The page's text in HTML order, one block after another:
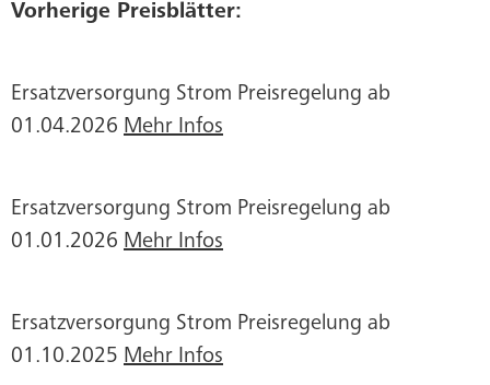
Vorherige Preisblätter:
Ersatzversorgung Strom Preisregelung ab
01.04.2026 Mehr Infos
Ersatzversorgung Strom Preisregelung ab
01.01.2026 Mehr Infos
Ersatzversorgung Strom Preisregelung ab
01.10.2025 Mehr Infos